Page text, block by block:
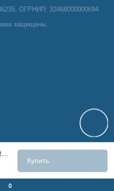
0
Купить
ОГРНИП: 32468000000694
защищены.